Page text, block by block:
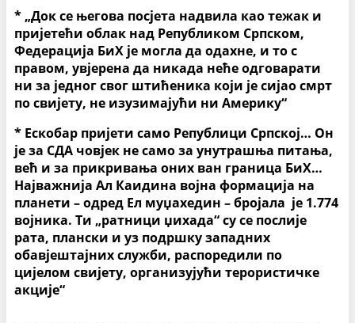
* „Док се његова посјета надвила као тежак и
пријетећи облак над Републиком Српском,
Федерација БиХ је могла да одахне, и то с
правом, увјерена да никада неће одговарати
ни за једног свог штићеника који је сијао смрт
по свијету, не изузимајући ни Америку“
* Ескобар пријети само Републици Српској… Он
је за СДА човјек не само за унутрашња питања,
већ и за прикривања оних ван граница БиХ…
Најважнија Ал Каидина војна формација на
планети – одред Ел муџахедин – бројала је 1.774
војника. Ти „ратници џихада“ су се послије
рата, плански и уз подршку западних
обавјештајних служби, распоредили по
цијелом свијету, организујући терористичке
акције“